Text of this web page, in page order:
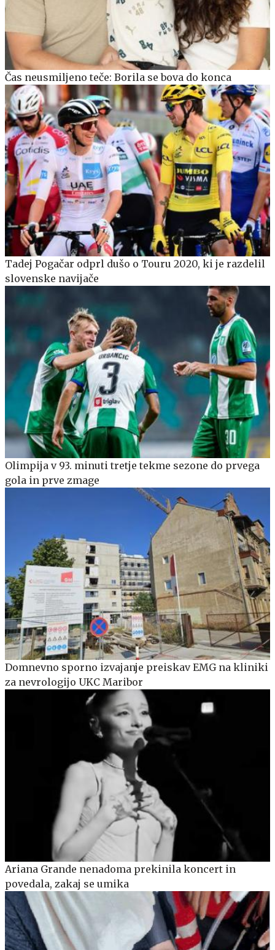
Čas neusmiljeno teče: Borila se bova do konca
Tadej Pogačar odprl dušo o Touru 2020, ki je razdelil
slovenske navijače
Olimpija v 93. minuti tretje tekme sezone do prvega
gola in prve zmage
Domnevno sporno izvajanje preiskav EMG na kliniki
za nevrologijo UKC Maribor
Ariana Grande nenadoma prekinila koncert in
povedala, zakaj se umika